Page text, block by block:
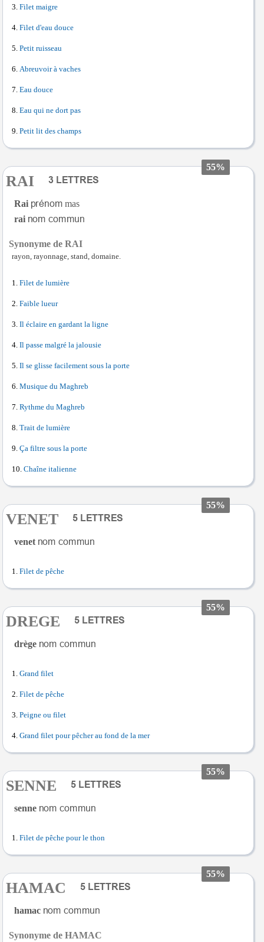
Filet maigre
Filet d'eau douce
Petit ruisseau
Abreuvoir à vaches
Eau douce
Eau qui ne dort pas
Petit lit des champs
55%
RAI
Rai
mas
rai
Synonyme de RAI
rayon, rayonnage, stand, domaine.
Filet de lumière
Faible lueur
Il éclaire en gardant la ligne
Il passe malgré la jalousie
Il se glisse facilement sous la porte
Musique du Maghreb
Rythme du Maghreb
Trait de lumière
Ça filtre sous la porte
Chaîne italienne
55%
VENET
venet
Filet de pêche
55%
DREGE
drège
Grand filet
Filet de pêche
Peigne ou filet
Grand filet pour pêcher au fond de la mer
55%
SENNE
senne
Filet de pêche pour le thon
55%
HAMAC
hamac
Synonyme de HAMAC